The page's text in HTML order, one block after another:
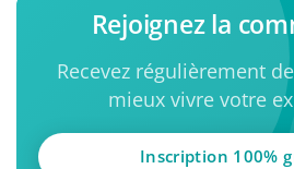
Rejoignez la
Recevez régulièrement
mieux vivre votre
Inscription 100%